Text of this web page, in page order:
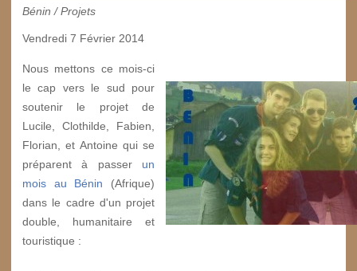
Bénin / Projets
Vendredi 7 Février 2014
Nous mettons ce mois-ci
le cap vers le sud pour
soutenir le projet de
Lucile, Clothilde, Fabien,
Florian, et Antoine qui se
préparent à passer un
mois au Bénin (Afrique)
dans le cadre d'un projet
double, humanitaire et
touristique :